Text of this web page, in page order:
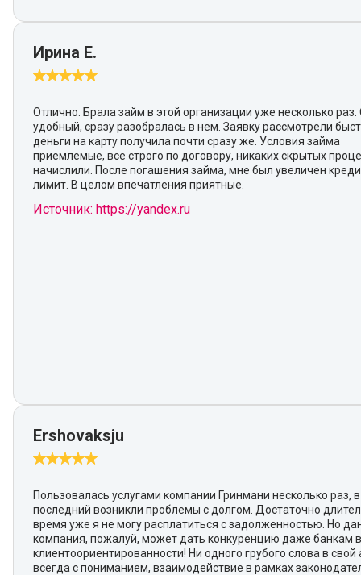
Ирина Е.
Отлично. Брала займ в этой организации уже несколько раз.
удобный, сразу разобралась в нем. Заявку рассмотрели
деньги на карту получила почти сразу же. Условия займа
приемлемые, все строго по договору, никаких скрытых
начислили. После погашения займа, мне был увеличен
лимит. В целом впечатления приятные.
Источник: https://yandex.ru
Ershovaksju
Пользовалась услугами компании Гринмани несколько раз, в
последний возникли проблемы с долгом. Достаточно
время уже я не могу расплатиться с задолженностью. Но
компания, пожалуй, может дать конкуренцию даже банкам в
клиентоориентированности! Ни одного грубого слова в свой
всегда с пониманием, взаимодействие в рамках